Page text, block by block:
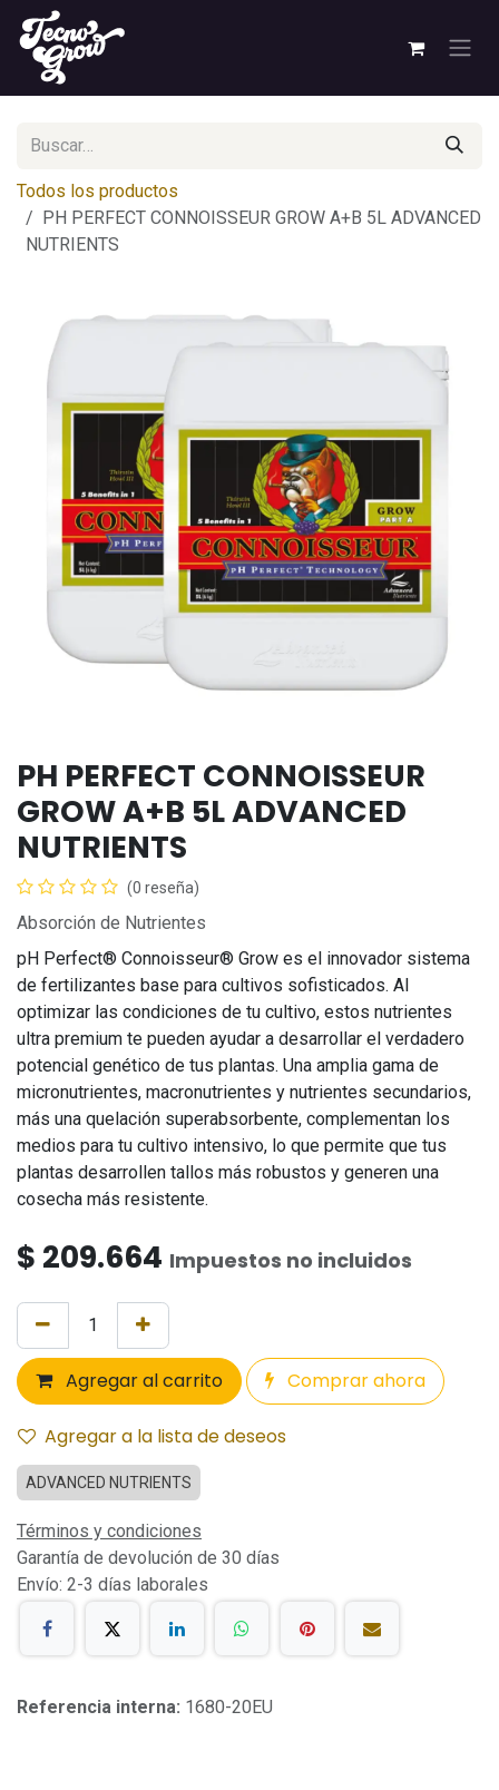
Ir al contenido
Todos los productos
PH PERFECT CONNOISSEUR GROW A+B 5L ADVANCED
NUTRIENTS
PH PERFECT CONNOISSEUR
GROW A+B 5L ADVANCED
NUTRIENTS
(0 reseña)
Absorción de Nutrientes
pH Perfect® Connoisseur® Grow es el innovador sistema
de fertilizantes base para cultivos sofisticados. Al
optimizar las condiciones de tu cultivo, estos nutrientes
ultra premium te pueden ayudar a desarrollar el verdadero
potencial genético de tus plantas. Una amplia gama de
micronutrientes, macronutrientes y nutrientes secundarios,
más una quelación superabsorbente, complementan los
medios para tu cultivo intensivo, lo que permite que tus
plantas desarrollen tallos más robustos y generen una
cosecha más resistente.
$ 209.664 Impuestos no incluidos
Agregar al carrito Comprar ahora
Agregar a la lista de deseos
ADVANCED NUTRIENTS
Términos y condiciones
Garantía de devolución de 30 días
Envío: 2-3 días laborales
Referencia interna: 1680-20EU